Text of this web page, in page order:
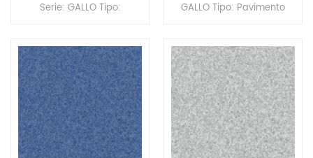
Serie: GALLO Tipo:
Tamaño: 2,0 mm
(espesor) x 2,0 m (ancho)
x 20 m (largo). Superficie:
revestimiento PUR
GALLO Tipo: Pavimento
2,0 mm (espesor) x 2,0 m
(ancho) x 20 m (largo).
Superficie: revestimiento
PUR